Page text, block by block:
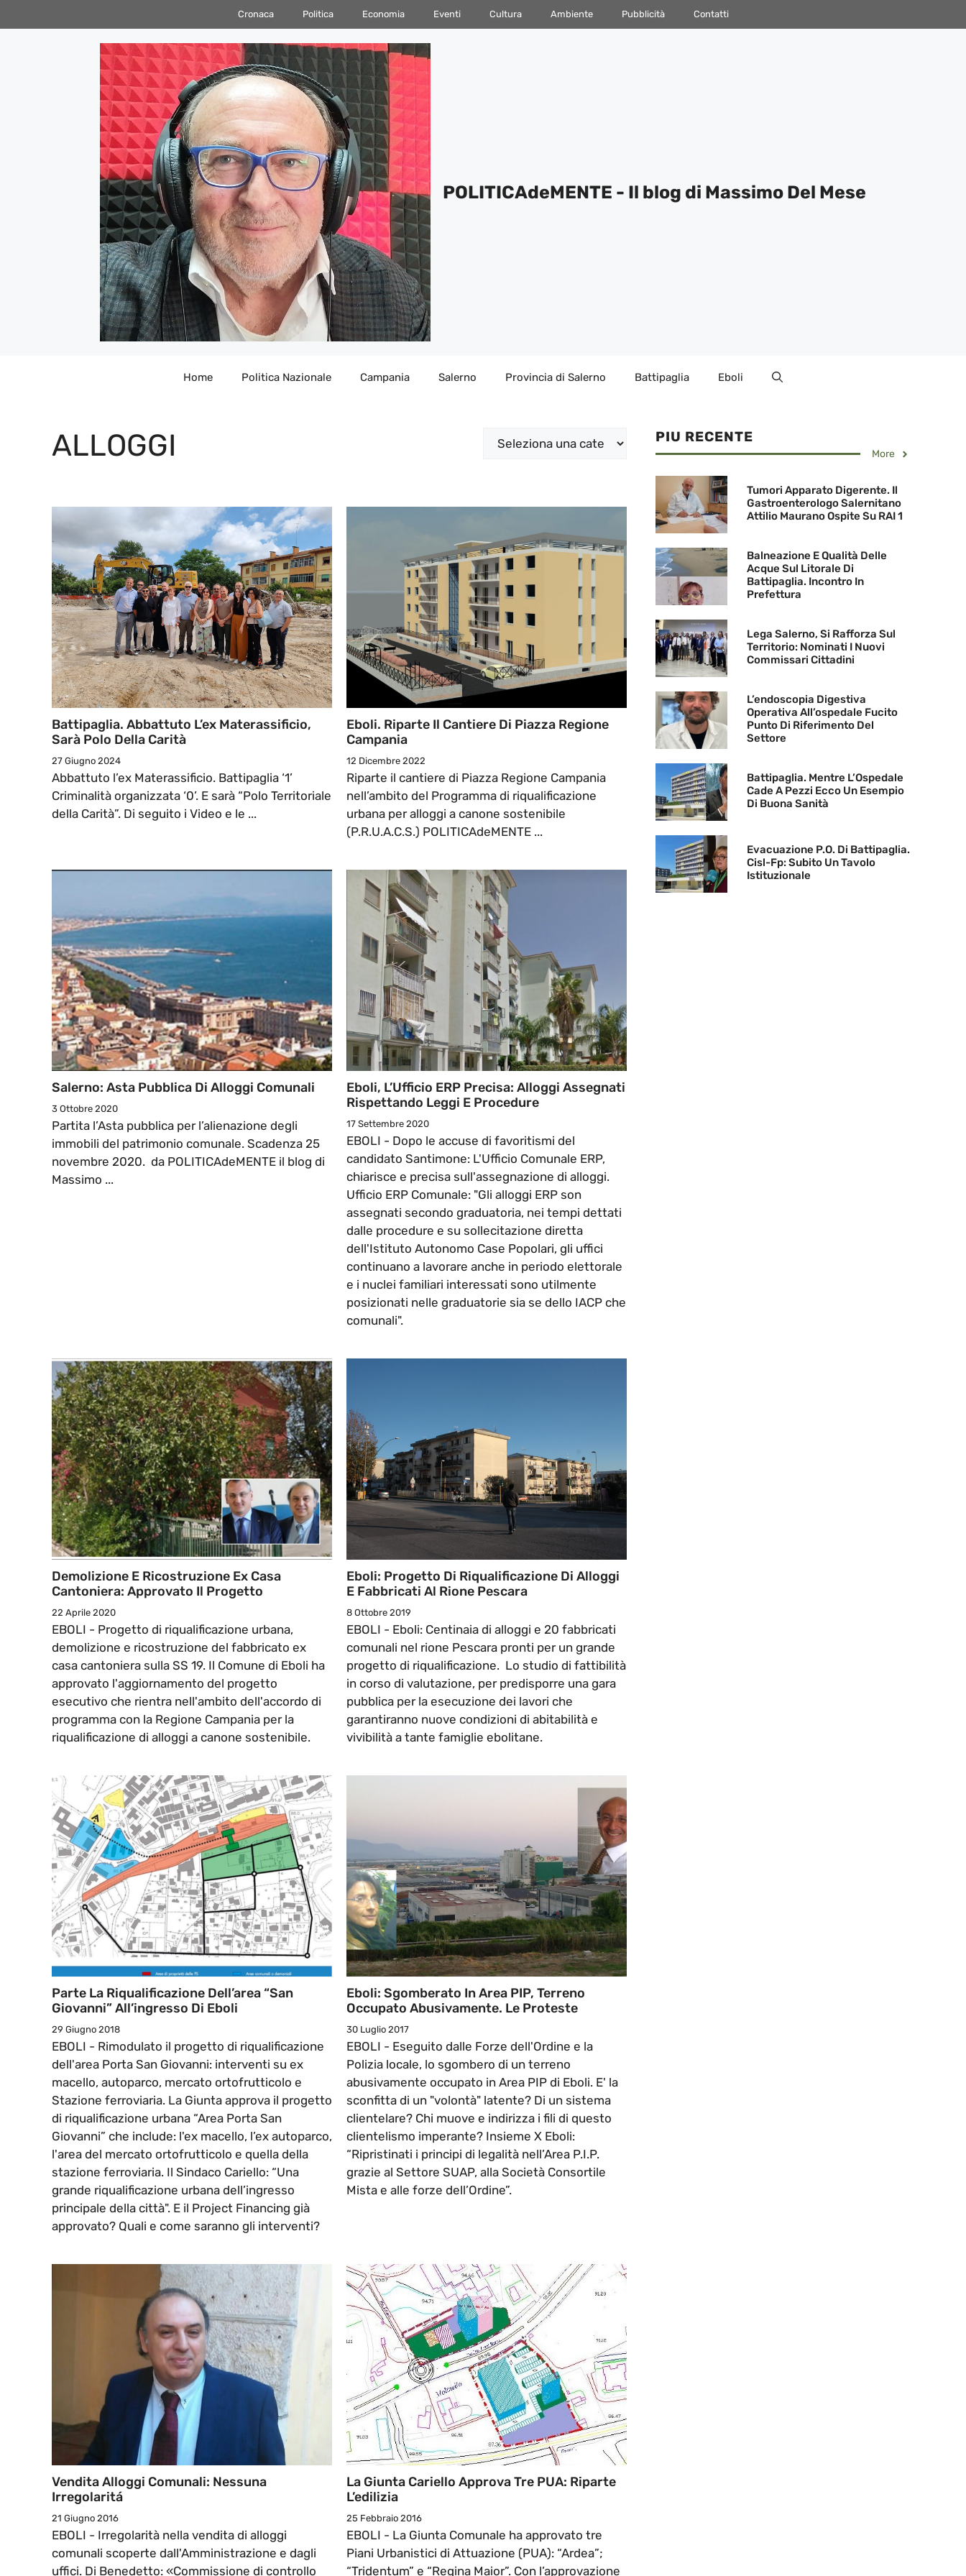
al
Cronaca Politica Economia Eventi Cultura Ambiente Pubblicità Contatti
POLITICAdeMENTE - Il blog di Massimo Del Mese
Home Politica Nazionale Campania Salerno Provincia di Salerno Battipaglia Eboli
ALLOGGI Categorie
Battipaglia. Abbattuto L’ex Materassificio,
Sarà Polo Della Carità
27 Giugno 2024
Abbattuto l’ex Materassificio. Battipaglia ‘1’
Criminalità organizzata ‘0’. E sarà “Polo Territoriale
della Carità”. Di seguito i Video e le ...
Eboli. Riparte Il Cantiere Di Piazza Regione
Campania
12 Dicembre 2022
Riparte il cantiere di Piazza Regione Campania
nell’ambito del Programma di riqualificazione
urbana per alloggi a canone sostenibile
(P.R.U.A.C.S.) POLITICAdeMENTE ...
Salerno: Asta Pubblica Di Alloggi Comunali
3 Ottobre 2020
Partita l’Asta pubblica per l’alienazione degli
immobili del patrimonio comunale. Scadenza 25
novembre 2020. da POLITICAdeMENTE il blog di
Massimo ...
Eboli, L’Ufficio ERP Precisa: Alloggi Assegnati
Rispettando Leggi E Procedure
17 Settembre 2020
EBOLI - Dopo le accuse di favoritismi del
candidato Santimone: L'Ufficio Comunale ERP,
chiarisce e precisa sull'assegnazione di alloggi.
Ufficio ERP Comunale: "Gli alloggi ERP son
assegnati secondo graduatoria, nei tempi dettati
dalle procedure e su sollecitazione diretta
dell'Istituto Autonomo Case Popolari, gli uffici
continuano a lavorare anche in periodo elettorale
e i nuclei familiari interessati sono utilmente
posizionati nelle graduatorie sia se dello IACP che
comunali".
Demolizione E Ricostruzione Ex Casa
Cantoniera: Approvato Il Progetto
22 Aprile 2020
EBOLI - Progetto di riqualificazione urbana,
demolizione e ricostruzione del fabbricato ex
casa cantoniera sulla SS 19. Il Comune di Eboli ha
approvato l'aggiornamento del progetto
esecutivo che rientra nell'ambito dell'accordo di
programma con la Regione Campania per la
riqualificazione di alloggi a canone sostenibile.
Eboli: Progetto Di Riqualificazione Di Alloggi
E Fabbricati Al Rione Pescara
8 Ottobre 2019
EBOLI - Eboli: Centinaia di alloggi e 20 fabbricati
comunali nel rione Pescara pronti per un grande
progetto di riqualificazione. Lo studio di fattibilità
in corso di valutazione, per predisporre una gara
pubblica per la esecuzione dei lavori che
garantiranno nuove condizioni di abitabilità e
vivibilità a tante famiglie ebolitane.
Parte La Riqualificazione Dell’area “San
Giovanni” All’ingresso Di Eboli
29 Giugno 2018
EBOLI - Rimodulato il progetto di riqualificazione
dell'area Porta San Giovanni: interventi su ex
macello, autoparco, mercato ortofrutticolo e
Stazione ferroviaria. La Giunta approva il progetto
di riqualificazione urbana “Area Porta San
Giovanni” che include: l'ex macello, l’ex autoparco,
l'area del mercato ortofrutticolo e quella della
stazione ferroviaria. Il Sindaco Cariello: “Una
grande riqualificazione urbana dell’ingresso
principale della città". E il Project Financing già
approvato? Quali e come saranno gli interventi?
Eboli: Sgomberato In Area PIP, Terreno
Occupato Abusivamente. Le Proteste
30 Luglio 2017
EBOLI - Eseguito dalle Forze dell'Ordine e la
Polizia locale, lo sgombero di un terreno
abusivamente occupato in Area PIP di Eboli. E' la
sconfitta di un "volontà" latente? Di un sistema
clientelare? Chi muove e indirizza i fili di questo
clientelismo imperante? Insieme X Eboli:
“Ripristinati i principi di legalità nell’Area P.I.P.
grazie al Settore SUAP, alla Società Consortile
Mista e alle forze dell’Ordine”.
Vendita Alloggi Comunali: Nessuna
Irregolaritá
21 Giugno 2016
EBOLI - Irregolarità nella vendita di alloggi
comunali scoperte dall'Amministrazione e dagli
uffici. Di Benedetto: «Commissione di controllo
La Giunta Cariello Approva Tre PUA: Riparte
L’edilizia
25 Febbraio 2016
EBOLI - La Giunta Comunale ha approvato tre
Piani Urbanistici di Attuazione (PUA): “Ardea”;
“Tridentum” e “Regina Maior”. Con l’approvazione
PIU RECENTE
More
Tumori Apparato Digerente. Il
Gastroenterologo Salernitano
Attilio Maurano Ospite Su RAI 1
Balneazione E Qualità Delle
Acque Sul Litorale Di
Battipaglia. Incontro In
Prefettura
Lega Salerno, Si Rafforza Sul
Territorio: Nominati I Nuovi
Commissari Cittadini
L’endoscopia Digestiva
Operativa All’ospedale Fucito
Punto Di Riferimento Del
Settore
Battipaglia. Mentre L’Ospedale
Cade A Pezzi Ecco Un Esempio
Di Buona Sanità
Evacuazione P.O. Di Battipaglia.
Cisl-Fp: Subito Un Tavolo
Istituzionale